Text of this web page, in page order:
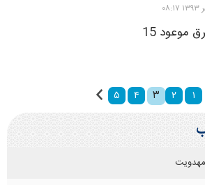
موعود 15
۱ ۲ ۳ ۴ ۵